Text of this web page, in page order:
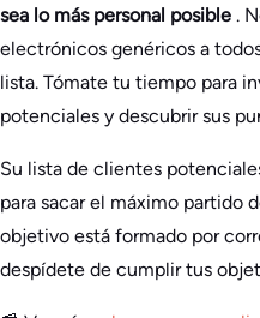
sea lo más personal posible .
electrónicos genéricos a
lista. Tómate tu tiempo para
potenciales y descubrir sus
Su lista de clientes
para sacar el máximo partido
objetivo está formado por
despídete de cumplir tus